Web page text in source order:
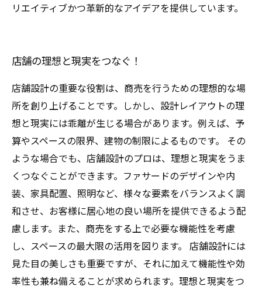
リエイティブかつ革新的なアイデアを提供しています。
店舗の理想と現実をつなぐ！
店舗設計の重要な役割は、商売を行うための理想的な場
所を創り上げることです。しかし、設計レイアウトの理
想と現実には乖離が生じる場合があります。例えば、予
算やスペースの限界、建物の制限によるものです。 その
ような場合でも、店舗設計のプロは、理想と現実をうま
くつなぐことができます。ファサードのデザインや内
装、家具配置、照明など、様々な要素をバランスよく調
和させ、お客様に居心地の良い場所を提供できるよう配
慮します。また、商売をする上で必要な機能性を考慮
し、スペースの最大限の活用を図ります。 店舗設計には
見た目の美しさも重要ですが、それに加えて機能性や効
率性も兼ね備えることが求められます。理想と現実をつ